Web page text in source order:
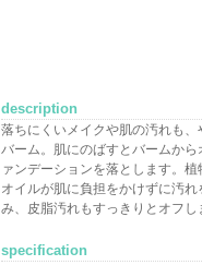
description
落ちにくいメイクや肌の汚れも
バーム。肌にのばすとバームか
ァンデーションを落とします。
オイルが肌に負担をかけずに汚
み、皮脂汚れもすっきりとオフし
specification